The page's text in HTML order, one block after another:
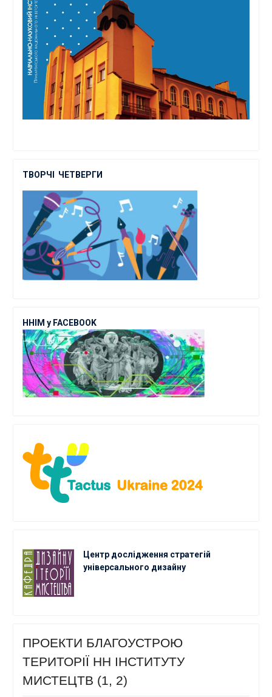
ТВОРЧІ ЧЕТВЕРГИ
ННІМ у FACEBOOK
Центр дослідження стратегій
універсального дизайну
ПРОЕКТИ БЛАГОУСТРОЮ
ТЕРИТОРІЇ НН ІНСТИТУТУ
МИСТЕЦТВ (1, 2)